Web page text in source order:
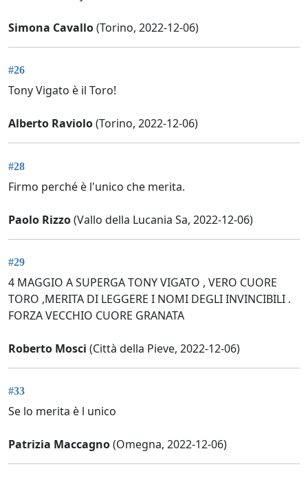
Simona Cavallo(Torino, 2022-12-06)
#26
Tony Vigato è il Toro!
Alberto Raviolo(Torino, 2022-12-06)
#28
Firmo perché è l'unico che merita.
Paolo Rizzo(Vallo della Lucania Sa, 2022-12-06)
#29
4 MAGGIO A SUPERGA TONY VIGATO , VERO CUORE
TORO ,MERITA DI LEGGERE I NOMI DEGLI INVINCIBILI .
FORZA VECCHIO CUORE GRANATA
Roberto Mosci (Città della Pieve, 2022-12-06)
#33
Se lo merita è l unico
Patrizia Maccagno(Omegna, 2022-12-06)